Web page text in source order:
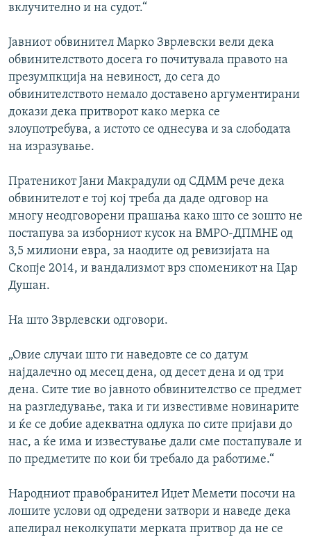
вклучително и на судот.“
Јавниот обвинител Марко Зврлевски вели дека
обвинителството досега го почитувала правото на
презумпкција на невиност, до сега до
обвинителството немало доставено аргументирани
докази дека притворот како мерка се
злоупотребува, а истото се однесува и за слободата
на изразување.
Пратеникот Јани Макрадули од СДММ рече дека
обвинителот е тој кој треба да даде одговор на
многу неодговорени прашања како што се зошто не
постапува за изборниот кусок на ВМРО-ДПМНЕ од
3,5 милиони евра, за наодите од ревизијата на
Скопје 2014, и вандализмот врз споменикот на Цар
Душан.
На што Зврлевски одговори.
„Овие случаи што ги наведовте се со датум
најдалечно од месец дена, од десет дена и од три
дена. Сите тие во јавното обвинителство се предмет
на разгледување, така и ги известивме новинарите
и ќе се добие адекватна одлука по сите пријави до
нас, а ќе има и известување дали сме постапувале и
по предметите по кои би требало да работиме.“
Народниот правобранител Иџет Мемети посочи на
лошите услови од одредени затвори и наведе дека
апелирал неколкупати мерката притвор да не се